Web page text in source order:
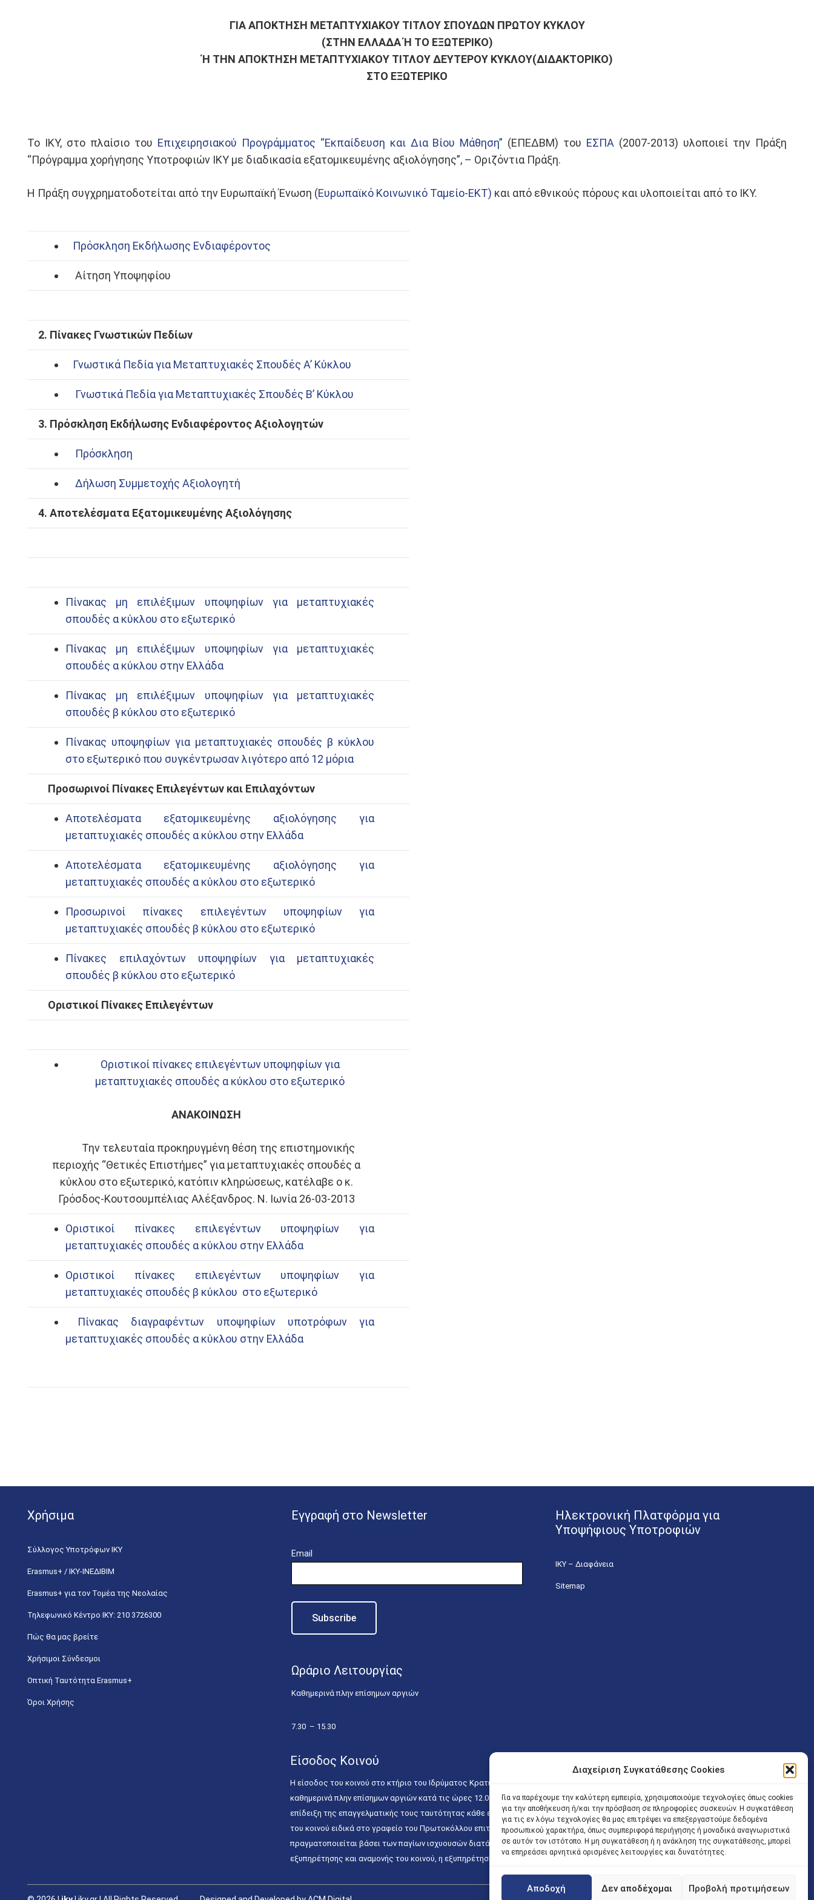
Διαχείριση Συγκατάθεσης Cookies
Για να παρέχουμε την καλύτερη εμπειρία, χρησιμοποιούμε τεχνολογίες όπως cookies
για την αποθήκευση ή/και την πρόσβαση σε πληροφορίες συσκευών. Η συγκατάθεση
για τις εν λόγω τεχνολογίες θα μας επιτρέψει να επεξεργαστούμε δεδομένα
προσωπικού χαρακτήρα, όπως συμπεριφορά περιήγησης ή μοναδικά αναγνωριστικά
σε αυτόν τον ιστότοπο. Η μη συγκατάθεση ή η ανάκληση της συγκατάθεσης, μπορεί
να επηρεάσει αρνητικά ορισμένες λειτουργίες και δυνατότητες.
Αποδοχή Δεν αποδέχομαι Προβολή προτιμήσεων
ΓΙΑ ΑΠΟΚΤΗΣΗ ΜΕΤΑΠΤΥΧΙΑΚΟΥ ΤΙΤΛΟΥ ΣΠΟΥΔΩΝ ΠΡΩΤΟΥ ΚΥΚΛΟΥ
(ΣΤΗΝ ΕΛΛΑΔΑ Ή ΤΟ ΕΞΩΤΕΡΙΚΟ)
Ή ΤΗΝ ΑΠΟΚΤΗΣΗ ΜΕΤΑΠΤΥΧΙΑΚΟΥ ΤΙΤΛΟΥ ΔΕΥΤΕΡΟΥ ΚΥΚΛΟΥ(ΔΙΔΑΚΤΟΡΙΚΟ)
ΣΤΟ ΕΞΩΤΕΡΙΚΟ
Το ΙΚΥ, στο πλαίσιο του Επιχειρησιακού Προγράμματος “Εκπαίδευση και Δια Βίου Μάθηση” (ΕΠΕΔΒΜ) του ΕΣΠΑ (2007-2013) υλοποιεί την Πράξη
“Πρόγραμμα χορήγησης Υποτροφιών ΙΚΥ με διαδικασία εξατομικευμένης αξιολόγησης”, – Οριζόντια Πράξη.
Η Πράξη συγχρηματοδοτείται από την Ευρωπαϊκή Ένωση (Ευρωπαϊκό Κοινωνικό Ταμείο-ΕΚΤ) και από εθνικούς πόρους και υλοποιείται από το ΙΚΥ.
Πρόσκληση Εκδήλωσης Ενδιαφέροντος
Αίτηση Υποψηφίου
2. Πίνακες Γνωστικών Πεδίων
Γνωστικά Πεδία για Μεταπτυχιακές Σπουδές Α’ Κύκλου
Γνωστικά Πεδία για Μεταπτυχιακές Σπουδές Β’ Κύκλου
3. Πρόσκληση Εκδήλωσης Ενδιαφέροντος Αξιολογητών
Πρόσκληση
Δήλωση Συμμετοχής Αξιολογητή
4. Αποτελέσματα Εξατομικευμένης Αξιολόγησης
Πίνακας μη επιλέξιμων υποψηφίων για μεταπτυχιακές
σπουδές α κύκλου στο εξωτερικό
Πίνακας μη επιλέξιμων υποψηφίων για μεταπτυχιακές
σπουδές α κύκλου στην Ελλάδα
Πίνακας μη επιλέξιμων υποψηφίων για μεταπτυχιακές
σπουδές β κύκλου στο εξωτερικό
Πίνακας υποψηφίων για μεταπτυχιακές σπουδές β κύκλου
στο εξωτερικό που συγκέντρωσαν λιγότερο από 12 μόρια
Προσωρινοί Πίνακες Επιλεγέντων και Επιλαχόντων
Αποτελέσματα εξατομικευμένης αξιολόγησης για
μεταπτυχιακές σπουδές α κύκλου στην Ελλάδα
Αποτελέσματα εξατομικευμένης αξιολόγησης για
μεταπτυχιακές σπουδές α κύκλου στο εξωτερικό
Προσωρινοί πίνακες επιλεγέντων υποψηφίων για
μεταπτυχιακές σπουδές β κύκλου στο εξωτερικό
Πίνακες επιλαχόντων υποψηφίων για μεταπτυχιακές
σπουδές β κύκλου στο εξωτερικό
Οριστικοί Πίνακες Επιλεγέντων
Οριστικοί πίνακες επιλεγέντων υποψηφίων για
μεταπτυχιακές σπουδές α κύκλου στο εξωτερικό
ΑΝΑΚΟΙΝΩΣΗ
Την τελευταία προκηρυγμένη θέση της επιστημονικής
περιοχής “Θετικές Επιστήμες” για μεταπτυχιακές σπουδές α
κύκλου στο εξωτερικό, κατόπιν κληρώσεως, κατέλαβε ο κ.
Γρόσδος-Κουτσουμπέλιας Αλέξανδρος. Ν. Ιωνία 26-03-2013
Οριστικοί πίνακες επιλεγέντων υποψηφίων για
μεταπτυχιακές σπουδές α κύκλου στην Ελλάδα
Οριστικοί πίνακες επιλεγέντων υποψηφίων για
μεταπτυχιακές σπουδές β κύκλου στο εξωτερικό
Πίνακας διαγραφέντων υποψηφίων υποτρόφων για
μεταπτυχιακές σπουδές α κύκλου στην Ελλάδα
Χρήσιμα
Σύλλογος Υποτρόφων ΙΚΥ
Erasmus+ / ΙΚΥ-ΙΝΕΔΙΒΙΜ
Erasmus+ για τον Τομέα της Νεολαίας
Τηλεφωνικό Κέντρο IKY: 210 3726300
Πώς θα μας βρείτε
Χρήσιμοι Σύνδεσμοι
Οπτική Ταυτότητα Erasmus+
Όροι Χρήσης
Εγγραφή στο Newsletter
Email
Ωράριο Λειτουργίας
Καθημερινά πλην επίσημων αργιών
7.30 – 15.30
Ηλεκτρονική Πλατφόρμα για
Υποψήφιους Υποτροφιών
ΙΚΥ – Διαφάνεια
Sitemap
Είσοδος Κοινού
Η είσοδος του κοινού στο κτήριο του Ιδρύματος Κρατικών Υποτροφιών (Λ. Εθνικής Αντιστάσεως 41 T.K.14234 Νέα Ιωνία), επιτρέπεται
καθημερινά πλην επίσημων αργιών κατά τις ώρες 12.00 – 15.00. Η είσοδος των Δικηγόρων στο κτήριο επιτρέπεται ελεύθερα με την
επίδειξη της επαγγελματικής τους ταυτότητας κάθε εργάσιμη ημέρα και ώρα χωρίς κανέναν χρονικό ή άλλο περιορισμό. Η είσοδος
του κοινού ειδικά στο γραφείο του Πρωτοκόλλου επιτρέπεται καθημερινά κατά τις ώρες 9.00 – 15.00. Η εξυπηρέτηση του κοινού
πραγματοποιείται βάσει των παγίων ισχυουσών διατάξεων. Για την αποφυγή συνωστισμού εντός του εσωτερικού χώρου
εξυπηρέτησης και αναμονής του κοινού, η εξυπηρέτησή του δύναται να πραγματοποιείται κατόπιν προγραμματισμένου ραντεβού.